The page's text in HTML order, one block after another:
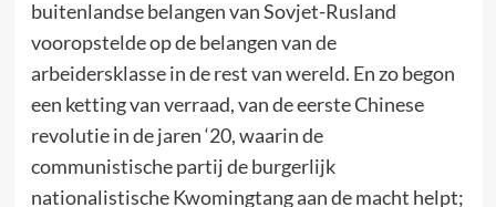
buitenlandse belangen van Sovjet-Rusland
vooropstelde op de belangen van de
arbeidersklasse in de rest van wereld. En zo begon
een ketting van verraad, van de eerste Chinese
revolutie in de jaren ‘20, waarin de
communistische partij de burgerlijk
nationalistische Kwomingtang aan de macht helpt;